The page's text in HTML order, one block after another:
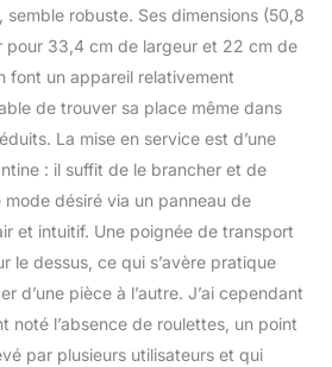
SANS DÉBORDEMENTS,
: Le déshumidificateur
automatiquement lorsque le
de 2,1 L est plein ; vous
également connecter le tuyau
un drainage continu sans
semble robuste. Ses dimensions (50,8
pour 33,4 cm de largeur et 22 cm de
font un appareil relativement
de trouver sa place même dans
La mise en service est d’une
: il suffit de le brancher et de
mode désiré via un panneau de
et intuitif. Une poignée de transport
le dessus, ce qui s’avère pratique
d’une pièce à l’autre. J’ai cependant
noté l’absence de roulettes, un point
par plusieurs utilisateurs et qui